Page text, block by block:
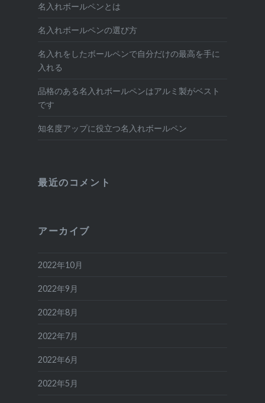
名入れボールペンとは
名入れボールペンの選び方
名入れをしたボールペンで自分だけの最高を手に
入れる
品格のある名入れボールペンはアルミ製がベスト
です
知名度アップに役立つ名入れボールペン
最近のコメント
アーカイブ
2022年10月
2022年9月
2022年8月
2022年7月
2022年6月
2022年5月